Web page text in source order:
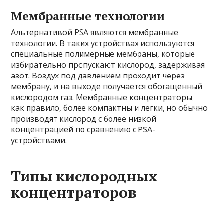
Мембранные технологии
Альтернативой PSA являются мембранные
технологии. В таких устройствах используются
специальные полимерные мембраны, которые
избирательно пропускают кислород, задерживая
азот. Воздух под давлением проходит через
мембрану, и на выходе получается обогащенный
кислородом газ. Мембранные концентраторы,
как правило, более компактны и легки, но обычно
производят кислород с более низкой
концентрацией по сравнению с PSA-
устройствами.
Типы кислородных
концентраторов